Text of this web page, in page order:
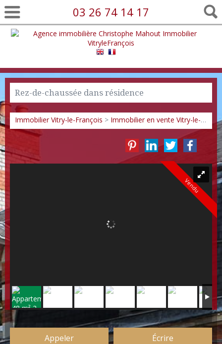
03 26 74 14 17
Rez-de-chaussée dans résidence
Immobilier Vitry-le-François > Immobilier en vente Vitry-le-François
Vendu
Appeler Écrire